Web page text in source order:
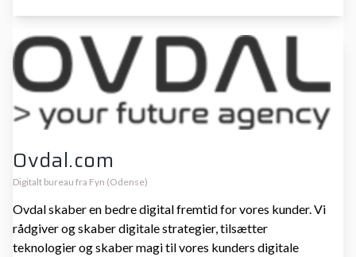
Ovdal.com
Digitalt bureau fra Fyn (Odense)
Ovdal skaber en bedre digital fremtid for vores kunder. Vi
rådgiver og skaber digitale strategier, tilsætter
teknologier og skaber magi til vores kunders digitale